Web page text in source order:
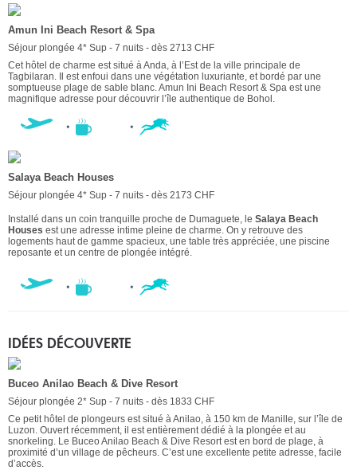
Amun Ini Beach Resort & Spa
Séjour plongée 4* Sup - 7 nuits - dès 2713 CHF
Cet hôtel de charme est situé à Anda, à l’Est de la ville principale de
Tagbilaran. Il est enfoui dans une végétation luxuriante, et bordé par une
somptueuse plage de sable blanc. Amun Ini Beach Resort & Spa est une
magnifique adresse pour découvrir l’île authentique de Bohol.
Salaya Beach Houses
Séjour plongée 4* Sup - 7 nuits - dès 2173 CHF
Installé dans un coin tranquille proche de Dumaguete, le Salaya Beach
Houses est une adresse intime pleine de charme. On y retrouve des
logements haut de gamme spacieux, une table très appréciée, une piscine
reposante et un centre de plongée intégré.
IDÉES DÉCOUVERTE
Buceo Anilao Beach & Dive Resort
Séjour plongée 2* Sup - 7 nuits - dès 1833 CHF
Ce petit hôtel de plongeurs est situé à Anilao, à 150 km de Manille, sur l’île de
Luzon. Ouvert récemment, il est entièrement dédié à la plongée et au
snorkeling. Le Buceo Anilao Beach & Dive Resort est en bord de plage, à
proximité d’un village de pêcheurs. C’est une excellente petite adresse, facile
d’accès.